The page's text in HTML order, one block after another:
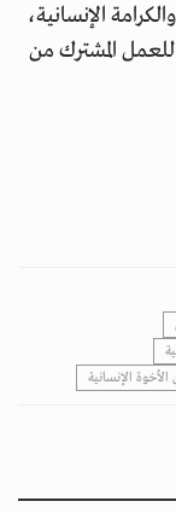
الإنسانية،
المشترك من
الإنسانية